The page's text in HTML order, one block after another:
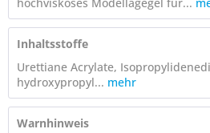
Inhaltsstoffe
Urettiane Acrylate,
hydroxypropyl... mehr
Warnhinweis